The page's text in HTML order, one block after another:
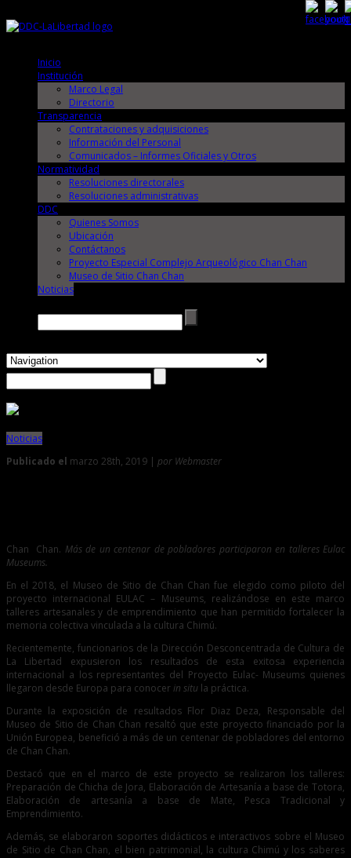
Inicio
Institución
Marco Legal
Directorio
Transparencia
Contrataciones y adquisiciones
Información del Personal
Comunicados – Informes Oficiales y Otros
Normatividad
Resoluciones directorales
Resoluciones administrativas
DDC
Quienes Somos
Ubicación
Contáctanos
Proyecto Especial Complejo Arqueológico Chan Chan
Museo de Sitio Chan Chan
Noticias
Noticias
Publicado el marzo 28th, 2019 | por Webmaster
Chan Chan. Más de un centenar de pobladores participaron en talleres Eulac
Museums.
En el 2018, el Museo de Sitio de Chan Chan fue elegido como piloto del
proyecto internacional EULAC – Museums, realizándose en este marco
talleres artesanales y de emprendimiento que han permitido fortalecer la
memoria colectiva vinculada a la cultura Chimú.
Recientemente, funcionarios de la Dirección Desconcentrada de Cultura de
La Libertad expusieron los resultados de esta exitosa experiencia
internacional a los representantes del Proyecto Eulac- Museums quienes
llegaron desde Europa para conocerin situ la práctica.
Durante la exposición de resultados Flor Diaz Deza, Responsable del
Museo de Sitio de Chan Chan resaltó que este proyecto financiado por la
Unión Europea, benefició a más de un centenar de pobladores del entorno
de Chan Chan.
Destacó que en el marco de este proyecto se realizaron los talleres:
Preparación de Chicha de Jora, Elaboración de Artesanía a base de Totora,
Elaboración de artesanía a base de Mate, Pesca Tradicional y
Emprendimiento.
Además, se elaboraron soportes didácticos e interactivos sobre el Museo
de Sitio de Chan Chan, el bien patrimonial, la cultura Chimú y los saberes